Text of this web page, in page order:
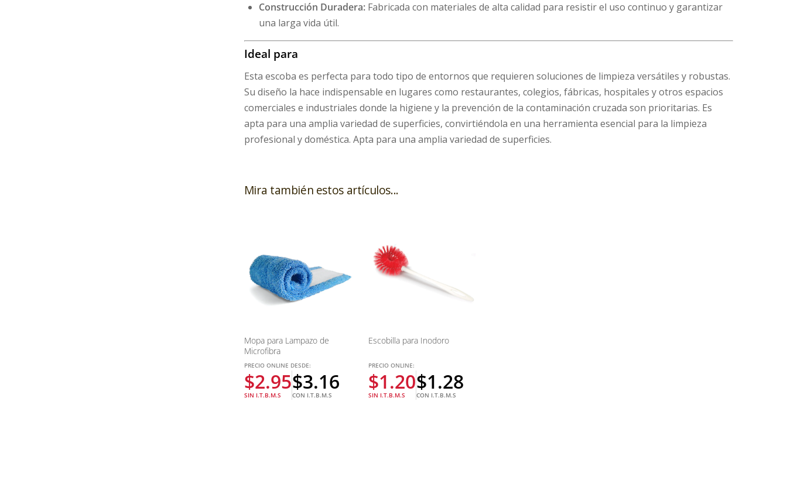
Construcción Duradera: Fabricada con materiales de alta calidad para resistir el uso continuo y garantizar
una larga vida útil.
Ideal para
Esta escoba es perfecta para todo tipo de entornos que requieren soluciones de limpieza versátiles y robustas.
Su diseño la hace indispensable en lugares como restaurantes, colegios, fábricas, hospitales y otros espacios
comerciales e industriales donde la higiene y la prevención de la contaminación cruzada son prioritarias. Es
apta para una amplia variedad de superficies, convirtiéndola en una herramienta esencial para la limpieza
profesional y doméstica. Apta para una amplia variedad de superficies.
Mira también estos artículos...
Mopa para Lampazo de
Microfibra
PRECIO ONLINE DESDE:
$2.95
SIN I.T.B.M.S
$3.16
CON I.T.B.M.S
Escobilla para Inodoro
PRECIO ONLINE:
$1.20
SIN I.T.B.M.S
$1.28
CON I.T.B.M.S